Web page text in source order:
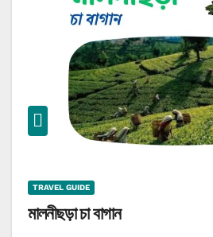
TRAVEL GUIDE
মালনীছড়া চা বাগান